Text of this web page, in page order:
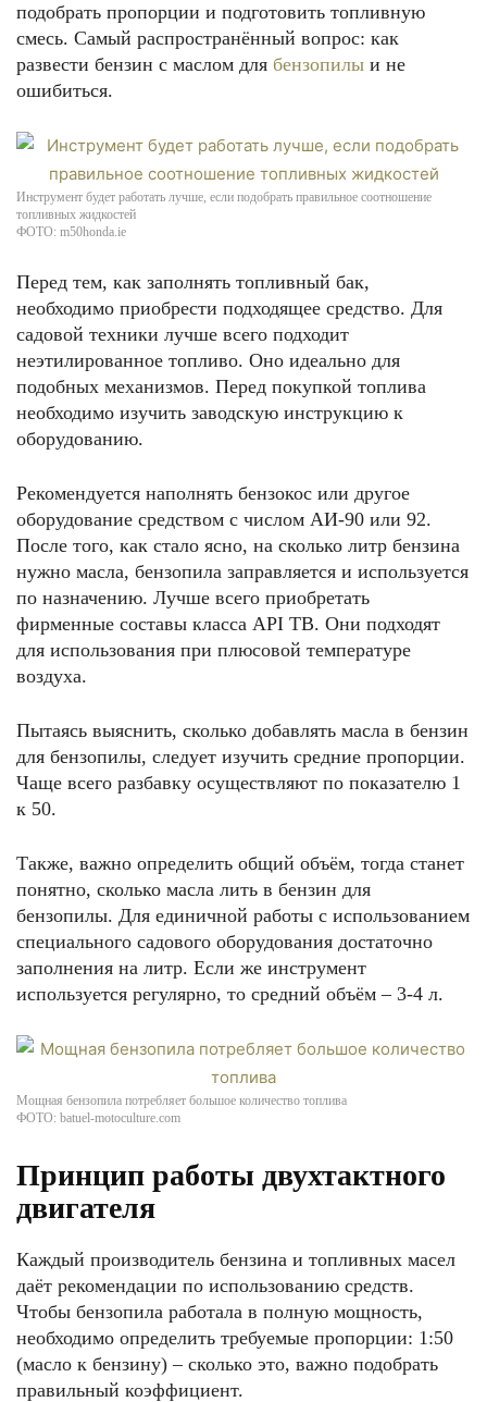
подобрать пропорции и подготовить топливную
смесь. Самый распространённый вопрос: как
развести бензин с маслом для бензопилы и не
ошибиться.
Инструмент будет работать лучше, если подобрать правильное соотношение
топливных жидкостей
ФОТО: m50honda.ie
Перед тем, как заполнять топливный бак,
необходимо приобрести подходящее средство. Для
садовой техники лучше всего подходит
неэтилированное топливо. Оно идеально для
подобных механизмов. Перед покупкой топлива
необходимо изучить заводскую инструкцию к
оборудованию.
Рекомендуется наполнять бензокос или другое
оборудование средством с числом АИ-90 или 92.
После того, как стало ясно, на сколько литр бензина
нужно масла, бензопила заправляется и используется
по назначению. Лучше всего приобретать
фирменные составы класса API TB. Они подходят
для использования при плюсовой температуре
воздуха.
Пытаясь выяснить, сколько добавлять масла в бензин
для бензопилы, следует изучить средние пропорции.
Чаще всего разбавку осуществляют по показателю 1
к 50.
Также, важно определить общий объём, тогда станет
понятно, сколько масла лить в бензин для
бензопилы. Для единичной работы с использованием
специального садового оборудования достаточно
заполнения на литр. Если же инструмент
используется регулярно, то средний объём – 3-4 л.
Мощная бензопила потребляет большое количество топлива
ФОТО: batuel-motoculture.com
Принцип работы двухтактного
двигателя
Каждый производитель бензина и топливных масел
даёт рекомендации по использованию средств.
Чтобы бензопила работала в полную мощность,
необходимо определить требуемые пропорции: 1:50
(масло к бензину) – сколько это, важно подобрать
правильный коэффициент.